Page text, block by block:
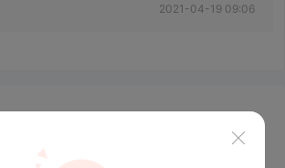
2021-04-19 09:06